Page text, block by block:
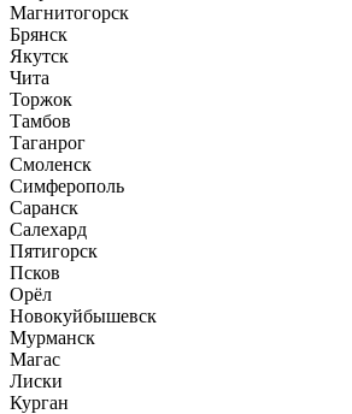
Магнитогорск
Брянск
Якутск
Чита
Торжок
Тамбов
Таганрог
Смоленск
Симферополь
Саранск
Салехард
Пятигорск
Псков
Орёл
Новокуйбышевск
Мурманск
Магас
Лиски
Курган